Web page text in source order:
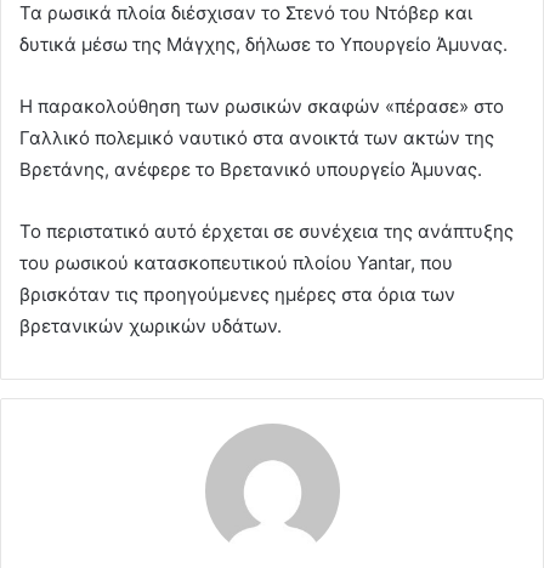
Τα ρωσικά πλοία διέσχισαν το Στενό του Ντόβερ και
δυτικά μέσω της Μάγχης, δήλωσε το Υπουργείο Άμυνας.
Η παρακολούθηση των ρωσικών σκαφών «πέρασε» στο
Γαλλικό πολεμικό ναυτικό στα ανοικτά των ακτών της
Βρετάνης, ανέφερε το Βρετανικό υπουργείο Άμυνας.
Το περιστατικό αυτό έρχεται σε συνέχεια της ανάπτυξης
του ρωσικού κατασκοπευτικού πλοίου Yantar, που
βρισκόταν τις προηγούμενες ημέρες στα όρια των
βρετανικών χωρικών υδάτων.